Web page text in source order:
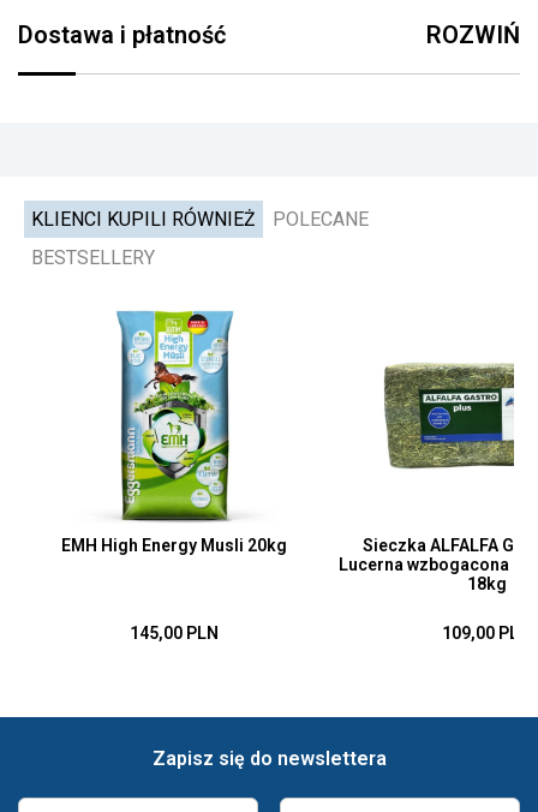
Dostawa i płatność ROZWIŃ
KLIENCI KUPILI RÓWNIEŻ
POLECANE
BESTSELLERY
EMH High Energy Musli 20kg
145,00 PLN
Sieczka ALFALFA
Lucerna wzbogacona
18kg
109,00 PLN
Zapisz się do newslettera